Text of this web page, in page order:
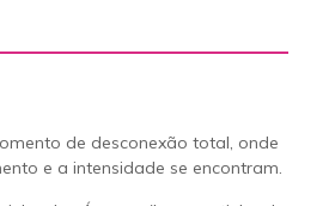
de desconexão total, onde
e a intensidade se encontram.